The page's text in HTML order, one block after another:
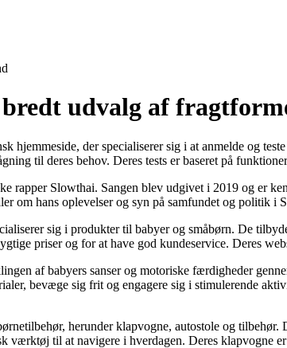
udvalg af
hjemmeside, der specialiserer sig i at anmelde og
til deres behov. Deres tests er baseret på
rapper Slowthai. Sangen blev udgivet i 2019 og er
om hans oplevelser og syn på samfundet og politik i
sig i produkter til babyer og småbørn. De
priser og for at have god kundeservice. Deres
af babyers sanser og motoriske færdigheder
bevæge sig frit og engagere sig i stimulerende
herunder klapvogne, autostole og
til at navigere i hverdagen. Deres klapvogne